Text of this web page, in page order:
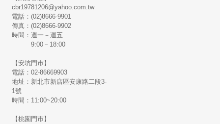
cbr19781206@yahoo.com.tw
電話：(02)8666-9901
傳真：(02)8666-9902
時間：週一－週五
9:00－18:00
【安坑門市】
電話：02-86669903
地址：新北市新店區安康路二段3-
1號
時間：11:00~20:00
【桃園門市】